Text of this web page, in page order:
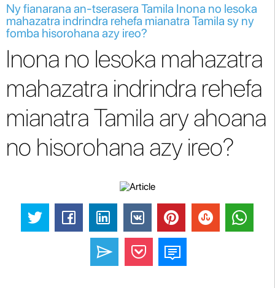
Ny fianarana an-tserasera Tamila Inona no lesoka
mahazatra indrindra rehefa mianatra Tamila sy ny
fomba hisorohana azy ireo?
Inona no lesoka mahazatra
mahazatra indrindra rehefa
mianatra Tamila ary ahoana
no hisorohana azy ireo?